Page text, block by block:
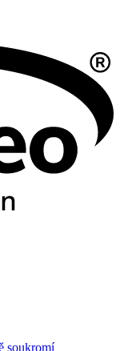
soukromí